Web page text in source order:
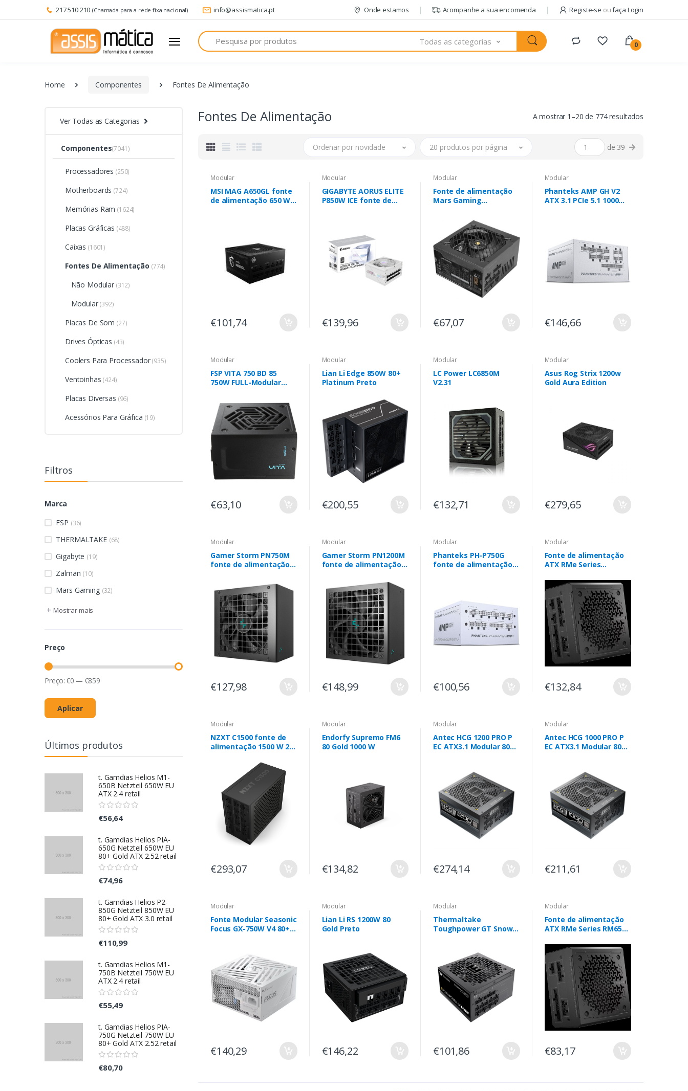
217 510 210 (Chamada para a rede fixa nacional) info@assismatica.pt Onde estamos Acompanhe a sua encomenda Registe-se oufaça Login
Pesquisa
Todas as categorias 0
Home Componentes Fontes De Alimentação
Ver Todas as Categorias
Componentes(7041)
Processadores (250)
Motherboards (724)
Memórias Ram (1624)
Placas Gráficas (488)
Caixas (1601)
Fontes De Alimentação (774)
Não Modular(312)
Modular(392)
Placas De Som (27)
Drives Ópticas (43)
Coolers Para Processador(935)
Ventoinhas (424)
Placas Diversas (96)
Acessórios Para Gráfica (19)
Filtros
Marca
FSP (36)
THERMALTAKE (68)
Gigabyte (19)
Zalman (10)
Mars Gaming (32)
+ Mostrar mais
Preço
Preço:€0 — €859
Aplicar
Últimos produtos
t. Gamdias Helios M1-
650B Netzteil 650W EU
ATX 2.4 retail
€56,64
t. Gamdias Helios PIA-
650G Netzteil 650W EU
80+ Gold ATX 2.52 retail
€74,96
t. Gamdias Helios P2-
850G Netzteil 850W EU
80+ Gold ATX 3.0 retail
€110,99
t. Gamdias Helios M1-
750B Netzteil 750W EU
ATX 2.4 retail
€55,49
t. Gamdias Helios PIA-
750G Netzteil 750W EU
80+ Gold ATX 2.52 retail
€80,70
Fontes De Alimentação A mostrar 1–20 de 774 resultados
Ordenar por novidade 20 produtos por página de 39
Modular
MSI MAG A650GL fonte
de alimentação 650 W
€101,74
Modular
GIGABYTE AORUS ELITE
P850W ICE fonte de
€139,96
Modular
Fonte de alimentação
Mars Gaming
Ventoinha de 14 cm/
Bronze 80 Plus
€67,07
Modular
Phanteks AMP GH V2
ATX 3.1 PCIe 5.1 1000W
€146,66
Modular
FSP VITA 750 BD 85
750W FULL-Modular
€63,10
Modular
Lian Li Edge 850W 80+
Platinum Preto
€200,55
Modular
LC Power LC6850M
V2.31
€132,71
Modular
Asus Rog Strix 1200w
Gold Aura Edition
€279,65
Modular
Gamer Storm PN750M
fonte de alimentação
€127,98
Modular
Gamer Storm PN1200M
fonte de alimentação
ATX Preto
€148,99
Modular
Phanteks PH-P750G
fonte de alimentação
€100,56
Modular
Fonte de alimentação
ATX RMe Series
modular com baixo
ruído (EU)
€132,84
Modular
NZXT C1500 fonte de
alimentação 1500 W 24-
€293,07
Modular
Endorfy Supremo FM6
80 Gold 1000 W
€134,82
Modular
Antec HCG 1200 PRO P
EC ATX3.1 Modular 80
€274,14
Modular
Antec HCG 1000 PRO P
EC ATX3.1 Modular 80
€211,61
Modular
Fonte Modular Seasonic
Focus GX-750W V4 80+
€140,29
Modular
Lian Li RS 1200W 80
Gold Preto
€146,22
Modular
Thermaltake
Toughpower GT Snow
€101,86
Modular
Fonte de alimentação
ATX RMe Series RM650e
com baixo ruído (EU)
€83,17